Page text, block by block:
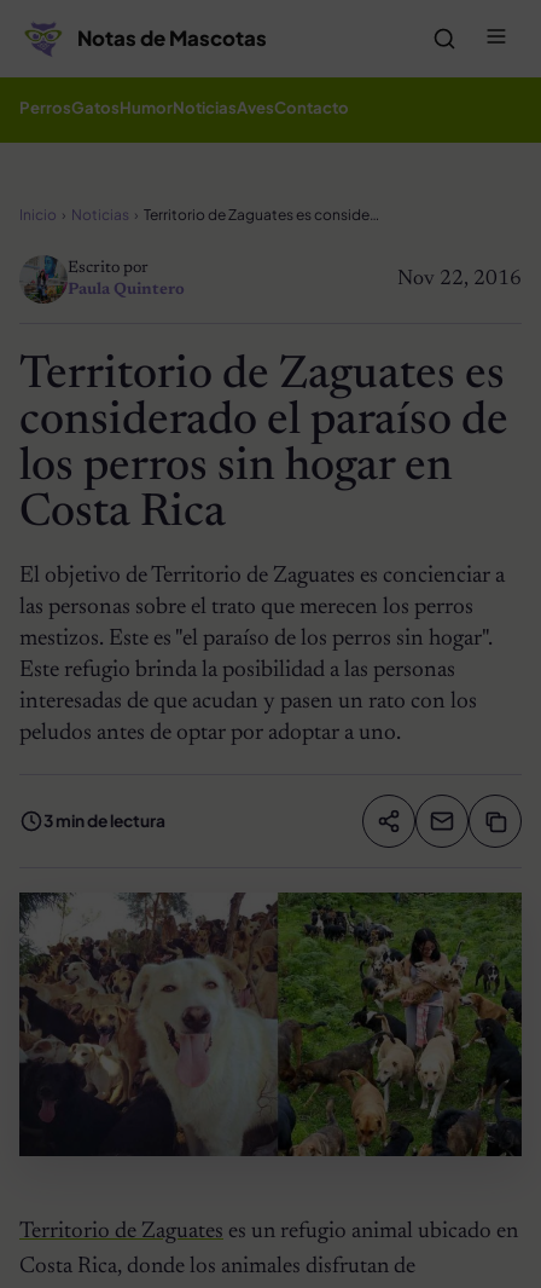
Notas de Mascotas
PerrosGatosHumorNoticiasAvesContacto
Inicio Noticias Territorio de Zaguates es considerado el paraíso de los perros sin hogar en Costa Rica
Nov 22, 2016
Escrito por
Paula Quintero
Territorio de Zaguates es
considerado el paraíso de
los perros sin hogar en
Costa Rica
El objetivo de Territorio de Zaguates es concienciar a
las personas sobre el trato que merecen los perros
mestizos. Este es "el paraíso de los perros sin hogar".
Este refugio brinda la posibilidad a las personas
interesadas de que acudan y pasen un rato con los
peludos antes de optar por adoptar a uno.
3 min de lectura Compartir
Territorio de Zaguates es un refugio animal ubicado en
Costa Rica, donde los animales disfrutan de